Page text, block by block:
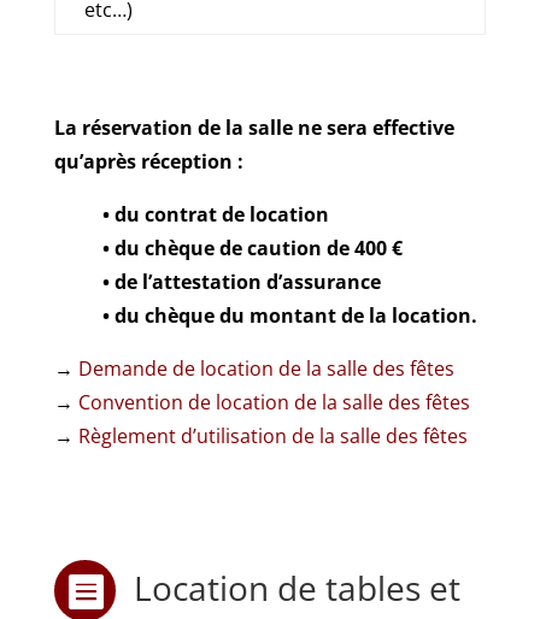
etc…)
La réservation de la salle ne sera effective
qu’après réception :
• du contrat de location
• du chèque de caution de 400 €
• de l’attestation d’assurance
• du chèque du montant de la location.
→ Demande de location de la salle des fêtes
→ Convention de location de la salle des fêtes
→ Règlement d’utilisation de la salle des fêtes

Location de tables et